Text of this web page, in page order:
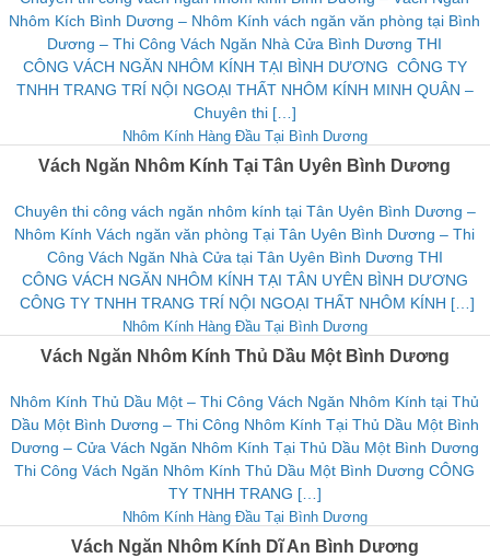
Nhôm Kích Bình Dương – Nhôm Kính vách ngăn văn phòng tại Bình
Dương – Thi Công Vách Ngăn Nhà Cửa Bình Dương THI
CÔNG VÁCH NGĂN NHÔM KÍNH TẠI BÌNH DƯƠNG CÔNG TY
TNHH TRANG TRÍ NỘI NGOẠI THẤT NHÔM KÍNH MINH QUÂN –
Chuyên thi […]
Nhôm Kính Hàng Đầu Tại Bình Dương
Vách Ngăn Nhôm Kính Tại Tân Uyên Bình Dương
Chuyên thi công vách ngăn nhôm kính tại Tân Uyên Bình Dương –
Nhôm Kính Vách ngăn văn phòng Tại Tân Uyên Bình Dương – Thi
Công Vách Ngăn Nhà Cửa tại Tân Uyên Bình Dương THI
CÔNG VÁCH NGĂN NHÔM KÍNH TẠI TÂN UYÊN BÌNH DƯƠNG
CÔNG TY TNHH TRANG TRÍ NỘI NGOẠI THẤT NHÔM KÍNH […]
Nhôm Kính Hàng Đầu Tại Bình Dương
Vách Ngăn Nhôm Kính Thủ Dầu Một Bình Dương
Nhôm Kính Thủ Dầu Một – Thi Công Vách Ngăn Nhôm Kính tại Thủ
Dầu Một Bình Dương – Thi Công Nhôm Kính Tại Thủ Dầu Một Bình
Dương – Cửa Vách Ngăn Nhôm Kính Tại Thủ Dầu Một Bình Dương
Thi Công Vách Ngăn Nhôm Kính Thủ Dầu Một Bình Dương CÔNG
TY TNHH TRANG […]
Nhôm Kính Hàng Đầu Tại Bình Dương
Vách Ngăn Nhôm Kính Dĩ An Bình Dương